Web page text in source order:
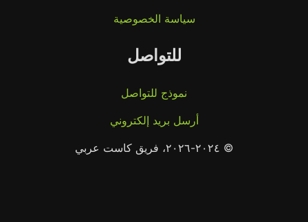
سياسة الخصوصية
للتواصل
نموذج للتواصل
أرسل بريد إلكتروني
© ٢٠٢٤-٢٠٢٦، فريق كاست عربي